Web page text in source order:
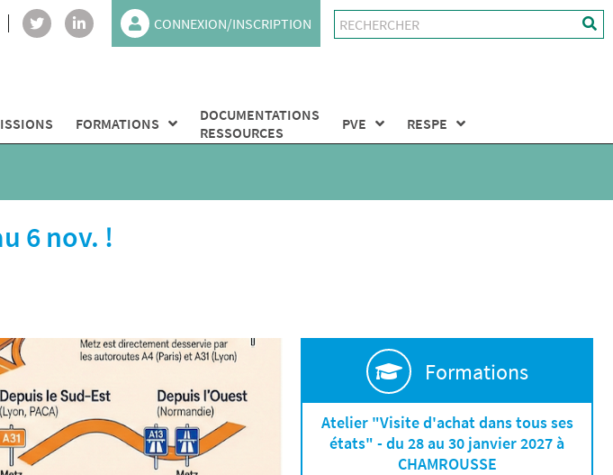
CONNEXION/INSCRIPTION
FORMATIONS
DOCUMENTATIONS
RESSOURCES
PVE RESPE
6 nov. !
Formations
Atelier "Visite d'achat dans tous ses
états" - du 28 au 30 janvier 2027 à
CHAMROUSSE